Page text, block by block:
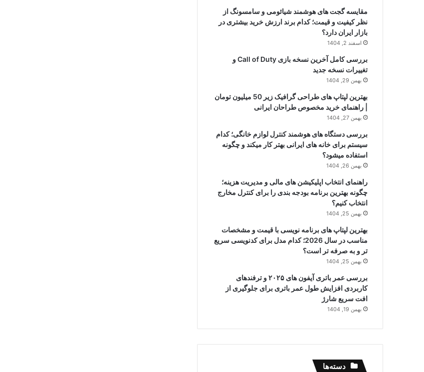
مقایسه گجت های هوشمند شیائومی و سامسونگ از
نظر کیفیت و قیمت؛ کدام برند ارزش خرید بیشتری در
بازار ایران دارد؟
اسفند 2, 1404
بررسی کامل آخرین نسخه بازی Call of Duty و
تغییرات نسخه جدید
بهمن 29, 1404
بهترین لپتاپ های طراحی گرافیک زیر 50 میلیون تومان
| راهنمای خرید مخصوص طراحان ایرانی
بهمن 27, 1404
بررسی دستگاه های هوشمند کنترل لوازم خانگی؛ کدام
سیستم برای خانه های ایرانی بهتر کار میکند و چگونه
استفاده میشود؟
بهمن 26, 1404
راهنمای انتخاب اپلیکیشن های مالی و مدیریت هزینه؛
چگونه بهترین برنامه بودجه بندی را برای کنترل مخارج
انتخاب کنیم؟
بهمن 25, 1404
بهترین لپتاپ های برنامه نویسی با قیمت و مشخصات
مناسب در سال 2026؛ کدام مدل برای کدنویسی سریع
تر و به صرفه تر است؟
بهمن 25, 1404
بررسی عمر باتری آیفون های ۲۰۲۵ و ترفندهای
کاربردی افزایش طول عمر باتری برای جلوگیری از
افت سریع شارژ
بهمن 19, 1404
دسته‌ها